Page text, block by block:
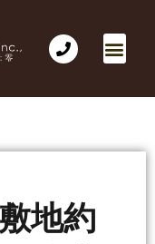
地約